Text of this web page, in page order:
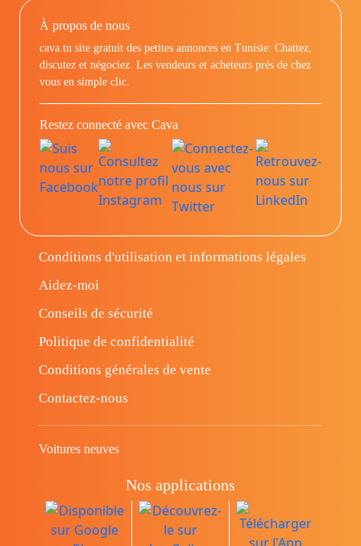
À propos de nous
cava.tn site gratuit des petites annonces en Tunisie: Chattez,
discutez et négociez. Les vendeurs et acheteurs prés de chez
vous en simple clic.
Restez connecté avec Cava
Conditions d'utilisation et informations légales
Aidez-moi
Conseils de sécurité
Politique de confidentialité
Conditions générales de vente
Contactez-nous
Voitures neuves
Nos applications